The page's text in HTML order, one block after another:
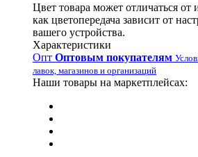
Цвет товара может отличаться от
как цветопередача зависит от
вашего устройства.
Характеристики
Опт Оптовым покупателям
лавок, магазинов и организаций
Наши товары на маркетплейсах: